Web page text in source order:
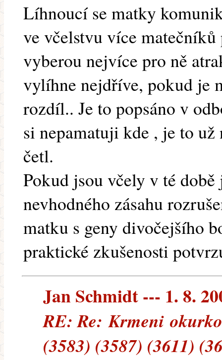
Líhnoucí se matky
ve včelstvu více
vyberou nejvíce pro ně
vylíhne nejdříve, pokud je
rozdíl.. Je to popsáno v
si nepamatuji kde , je to
četl.
Pokud jsou včely v té době
nevhodného zásahu
matku s geny divočejšího
praktické zkušenosti
Jan Schmidt --- 1. 8.
RE: Re: Krmeni
(3583) (3587) (3611)